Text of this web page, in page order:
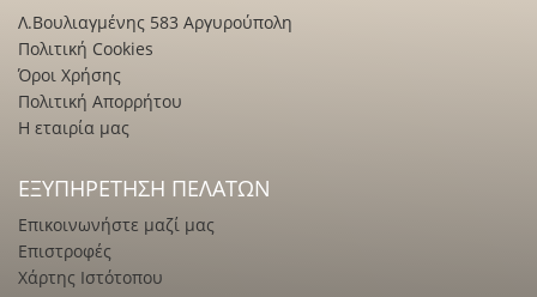
Λ.Βουλιαγμένης 583 Αργυρούπολη
Πολιτική Cookies
Όροι Χρήσης
Πολιτική Απορρήτου
Η εταιρία μας
ΕΞΥΠΗΡΈΤΗΣΗ ΠΕΛΑΤΏΝ
Επικοινωνήστε μαζί μας
Επιστροφές
Χάρτης Ιστότοπου